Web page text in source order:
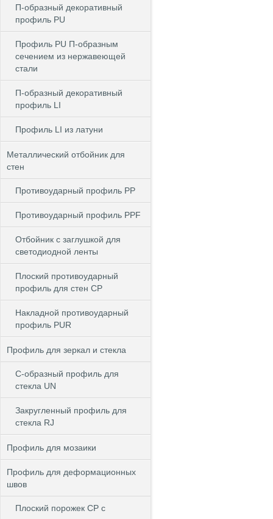
П-образный декоративный
профиль PU
Профиль PU П-образным
сечением из нержавеющей
стали
П-образный декоративный
профиль LI
Профиль LI из латуни
Металлический отбойник для
стен
Противоударный профиль PP
Противоударный профиль PPF
Отбойник с заглушкой для
светодиодной ленты
Плоский противоударный
профиль для стен CP
Накладной противоударный
профиль PUR
Профиль для зеркал и стекла
С-образный профиль для
стекла UN
Закругленный профиль для
стекла RJ
Профиль для мозаики
Профиль для деформационных
швов
Плоский порожек СP с